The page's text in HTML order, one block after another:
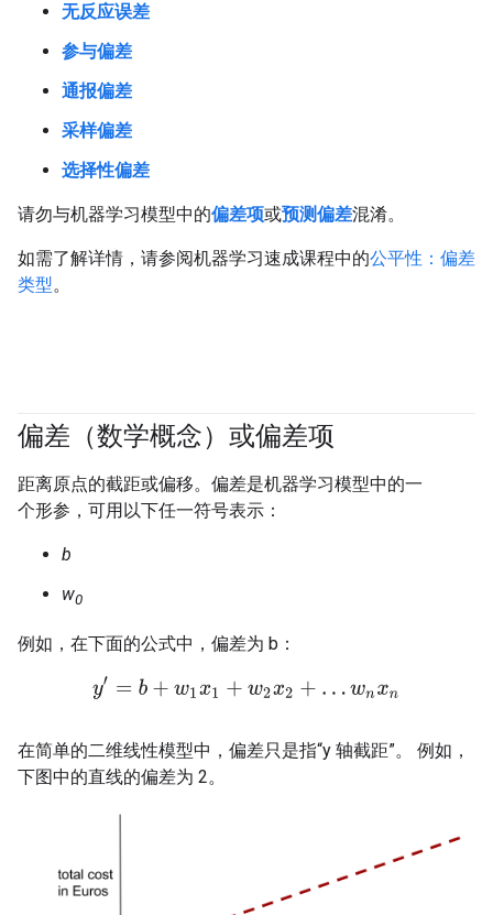
无反应误差
参与偏差
通报偏差
采样偏差
选择性偏差
请勿与机器学习模型中的偏差项或预测偏差混淆。
如需了解详情，请参阅机器学习速成课程中的公平性：偏差
类型。
偏差（数学概念）或偏差项
距离原点的截距或偏移。偏差是机器学习模型中的一
个形参，可用以下任一符号表示：
b
w0
例如，在下面的公式中，偏差为 b：
y′= b+w1x 1+w2x2+ …w n xn
在简单的二维线性模型中，偏差只是指“y 轴截距”。 例如，
下图中的直线的偏差为 2。